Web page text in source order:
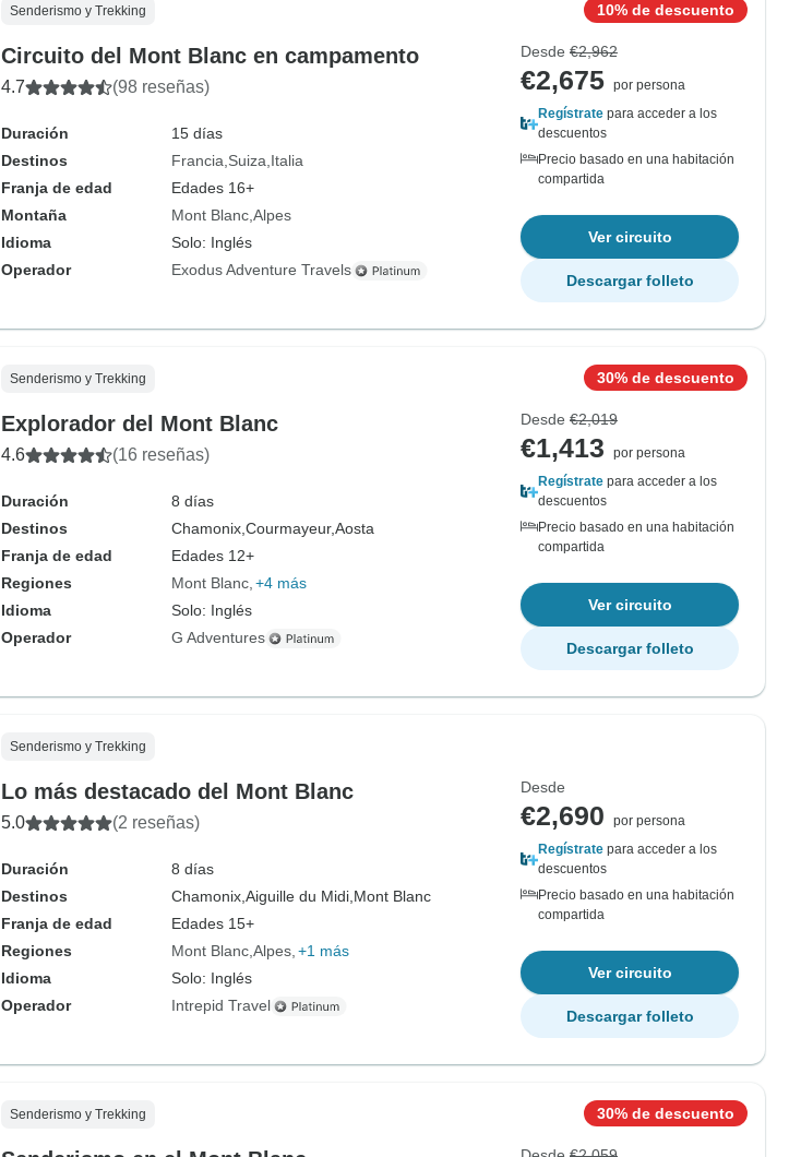
Senderismo y Trekking
Circuito del Mont Blanc en campamento
4.7 (98 reseñas)
Duración
15 días
Destinos
Francia Suiza Italia
Franja de edad
Edades 16+
Montaña
Mont Blanc Alpes
Idioma
Solo: Inglés
Operador
Exodus Adventure Travels
10% de descuento
Desde €2,962
€2,675 por persona
Regístrate para acceder a los
descuentos
Precio basado en una habitación
compartida
Ver circuito
Descargar folleto
Senderismo y Trekking
Explorador del Mont Blanc
4.6 (16 reseñas)
Duración
8 días
Destinos
Chamonix, Courmayeur,Aosta
Franja de edad
Edades 12+
Regiones
Mont Blanc +4 más
Idioma
Solo: Inglés
Operador
G Adventures
30% de descuento
Desde €2,019
€1,413
por persona
Regístrate para acceder a los
descuentos
Precio basado en una habitación
compartida
Ver circuito
Descargar folleto
Senderismo y Trekking
Lo más destacado del Mont Blanc
5.0 (2 reseñas)
Duración
8 días
Destinos
Chamonix, Aiguille du Midi, Mont Blanc
Franja de edad
Edades 15+
Regiones
Mont Blanc Alpes +1 más
Idioma
Solo: Inglés
Operador
Intrepid Travel
Desde
€2,690
por persona
Regístrate para acceder a los
descuentos
Precio basado en una habitación
compartida
Ver circuito
Descargar folleto
Senderismo y Trekking 30% de descuento